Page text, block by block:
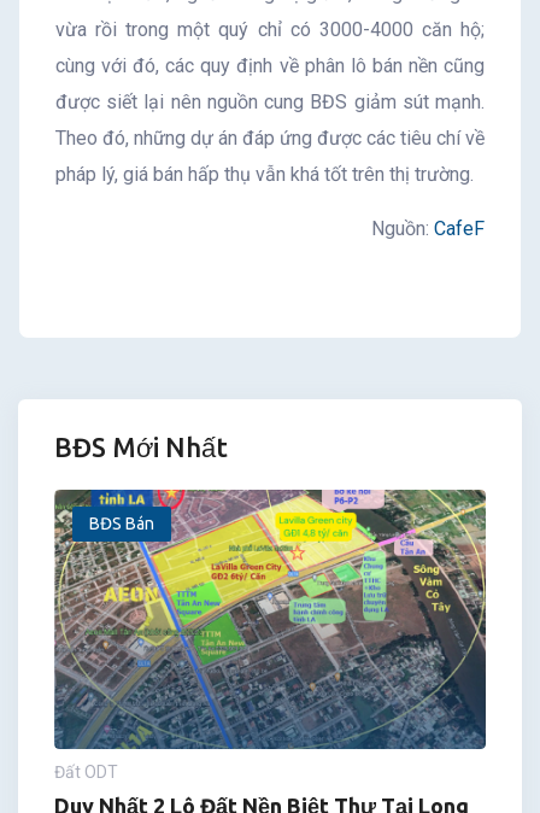
vừa rồi trong một quý chỉ có 3000-4000 căn hộ;
cùng với đó, các quy định về phân lô bán nền cũng
được siết lại nên nguồn cung BĐS giảm sút mạnh.
Theo đó, những dự án đáp ứng được các tiêu chí về
pháp lý, giá bán hấp thụ vẫn khá tốt trên thị trường.
Nguồn: CafeF
BĐS Mới Nhất
BĐS Bán
Đất ODT
Duy Nhất 2 Lô Đất Nền Biệt Thự Tại Long